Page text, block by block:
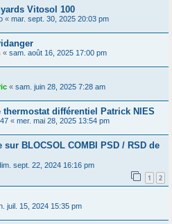
Vitosol 100
« mar. sept. 30, 2025 20:03 pm
« sam. août 16, 2025 17:00 pm
« sam. juin 28, 2025 7:28 am
thermostat différentiel Patrick NIES
« mer. mai 28, 2025 13:54 pm
BLOCSOL COMBI PSD / RSD de
sept. 22, 2024 16:16 pm
1 2
juil. 15, 2024 15:35 pm